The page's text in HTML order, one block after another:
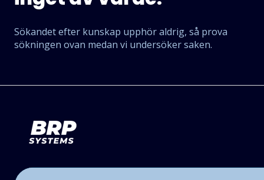
Sökandet efter kunskap upphör aldrig, så prova
sökningen ovan medan vi undersöker saken.